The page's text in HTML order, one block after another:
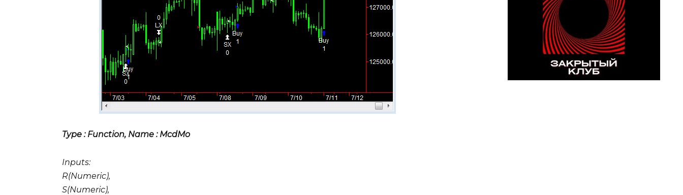
Type : Function, Name : McdMo
Inputs:
R(Numeric),
S(Numeric),